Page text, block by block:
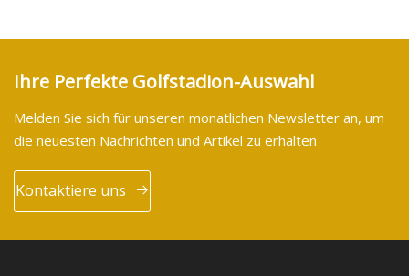
Ihre Perfekte Golfstadion-Auswahl
Melden Sie sich für unseren monatlichen Newsletter an, um
die neuesten Nachrichten und Artikel zu erhalten
Kontaktiere uns